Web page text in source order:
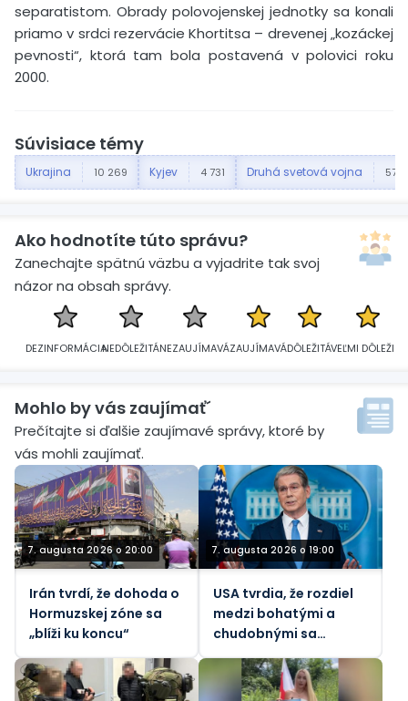
separatistom. Obrady polovojenskej jednotky sa konali
priamo v srdci rezervácie Khortitsa – drevenej „kozáckej
pevnosti“, ktorá tam bola postavená v polovici roku
2000.
Súvisiace témy
Ukrajina 10 269 Kyjev 4 731 Druhá svetová vojna 577
Ako hodnotíte túto správu?
Zanechajte spätnú väzbu a vyjadrite tak svoj
názor na obsah správy.
DEZINFORMÁCIANEDÔLEŽITÁNEZAUJÍMAVÁZAUJÍMAVÁDÔLEŽITÁVEĽMI DÔLEŽITÁ
Mohlo by vás zaujímať´
Prečítajte si ďalšie zaujímavé správy, ktoré by
vás mohli zaujímať.
7. augusta 2026 o 20:00
Irán tvrdí, že dohoda o
Hormuzskej zóne sa
„blíži ku koncu“
7. augusta 2026 o 19:00
USA tvrdia, že rozdiel
medzi bohatými a
chudobnými sa
prudko rastúcim
životným nákladom.